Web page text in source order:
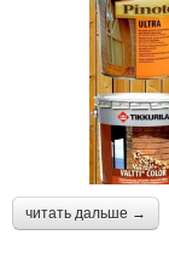
читать дальше →